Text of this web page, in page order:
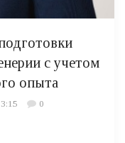
с учетом
опыта
0